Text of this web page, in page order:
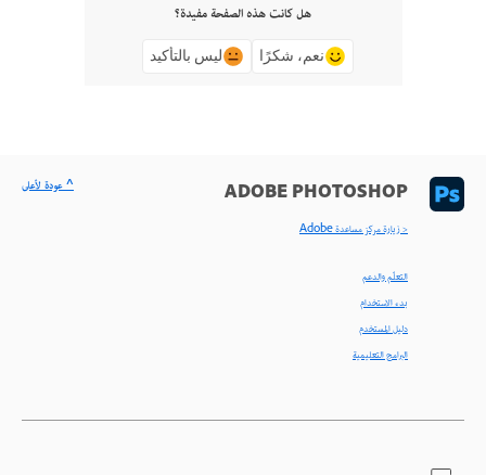
هل كانت هذه الصفحة مفيدة؟
نعم، شكرًا ليس بالتأكيد
ADOBE PHOTOSHOP
< زيارة مركز مساعدة Adobe
التعلّم والدعم
بدء الاستخدام
دليل المستخدم
البرامج التعليمية
^ عودة لأعلى